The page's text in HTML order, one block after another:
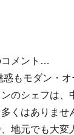
メント…
惑もモダン・
のシェフは、
くはありま
地元でも大変